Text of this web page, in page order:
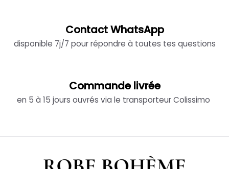
Contact WhatsApp
disponible 7j/7 pour répondre à toutes tes questions
Commande livrée
en 5 à 15 jours ouvrés via le transporteur Colissimo